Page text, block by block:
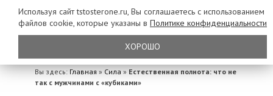
Вы здесь: Главная » Сила » Естественная полнота: что не
так с мужчинами с «кубиками»
Используя сайт tstosterone.ru, Вы соглашаетесь с использованием
файлов cookie, которые указаны в Политике конфиденциальности
ХОРОШО